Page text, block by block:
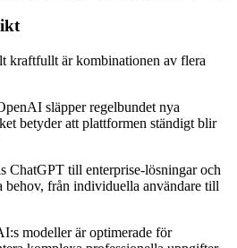
kraftfullt är kombinationen av flera
släpper regelbundet nya
betyder att plattformen ständigt blir
ChatGPT till enterprise-lösningar och
från individuella användare till
modeller är optimerade för